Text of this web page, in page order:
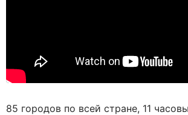
85 городов по всей стране, 11